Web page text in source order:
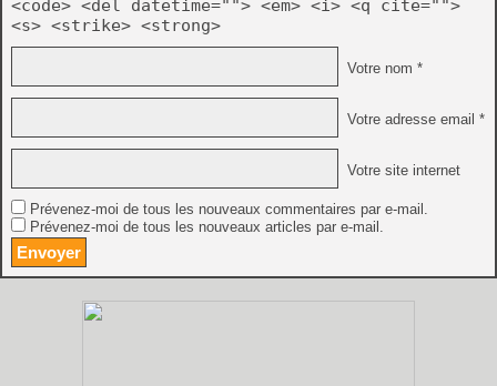
<code> <del datetime=""> <em> <i> <q cite="">
<s> <strike> <strong>
Votre nom *
Votre adresse email *
Votre site internet
Prévenez-moi de tous les nouveaux commentaires par e-mail.
Prévenez-moi de tous les nouveaux articles par e-mail.